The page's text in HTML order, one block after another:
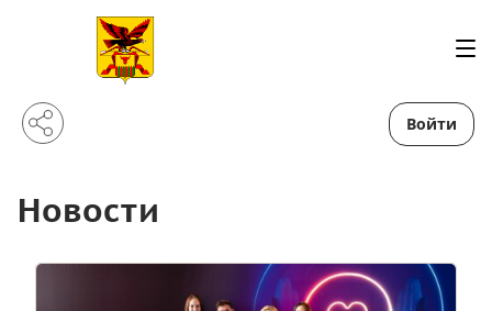
Войти
Новости